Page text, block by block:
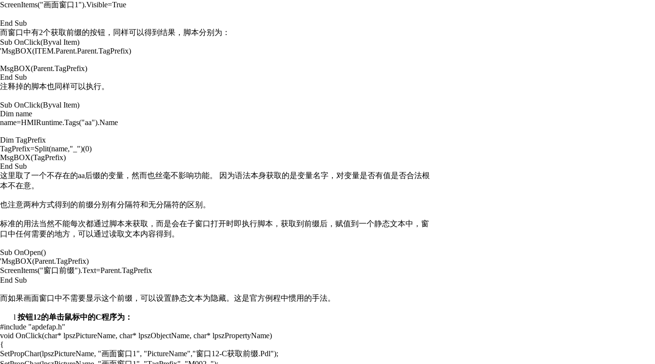
ScreenItems("画面窗口1").Visible=True
End Sub
而窗口中有2个获取前缀的按钮，同样可以得到结果，脚本分别为：
Sub OnClick(Byval Item)
'MsgBOX(ITEM.Parent.Parent.TagPrefix)
MsgBOX(Parent.TagPrefix)
End Sub
注释掉的脚本也同样可以执行。
Sub OnClick(Byval Item)
Dim name
name=HMIRuntime.Tags("aa").Name
Dim TagPrefix
TagPrefix=Split(name,"_")(0)
MsgBOX(TagPrefix)
End Sub
这里取了一个不存在的aa后缀的变量，然而也丝毫不影响功能。
因为语法本身获取的是变量名字，对变量是否有值是否合法根
本不在意。
也注意两种方式得到的前缀分别有分隔符和无分隔符的区别。
标准的用法当然不能每次都通过脚本来获取，而是会在子窗口打开时即执行脚本，获取到前缀后，赋值到一个静态文本中，窗
口中任何需要的地方，可以通过读取文本内容得到。
Sub OnOpen()
'MsgBOX(Parent.TagPrefix)
ScreenItems("窗口前缀").Text=Parent.TagPrefix
End Sub
而如果画面窗口中不需要显示这个前缀，可以设置静态文本为隐藏。这是官方例程中惯用的手法。
l 按钮12的单击鼠标中的C程序为：
#include "apdefap.h"
void OnClick(char* lpszPictureName, char* lpszObjectName, char* lpszPropertyName)
{
SetPropChar(lpszPictureName, "画面窗口1", "PictureName","窗口12-C获取前缀.Pdl");